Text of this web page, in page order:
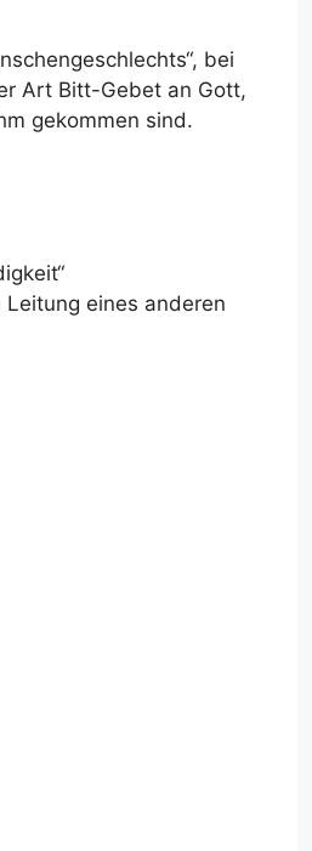
bei
Art Bitt-Gebet an Gott,
gekommen sind.
eines anderen